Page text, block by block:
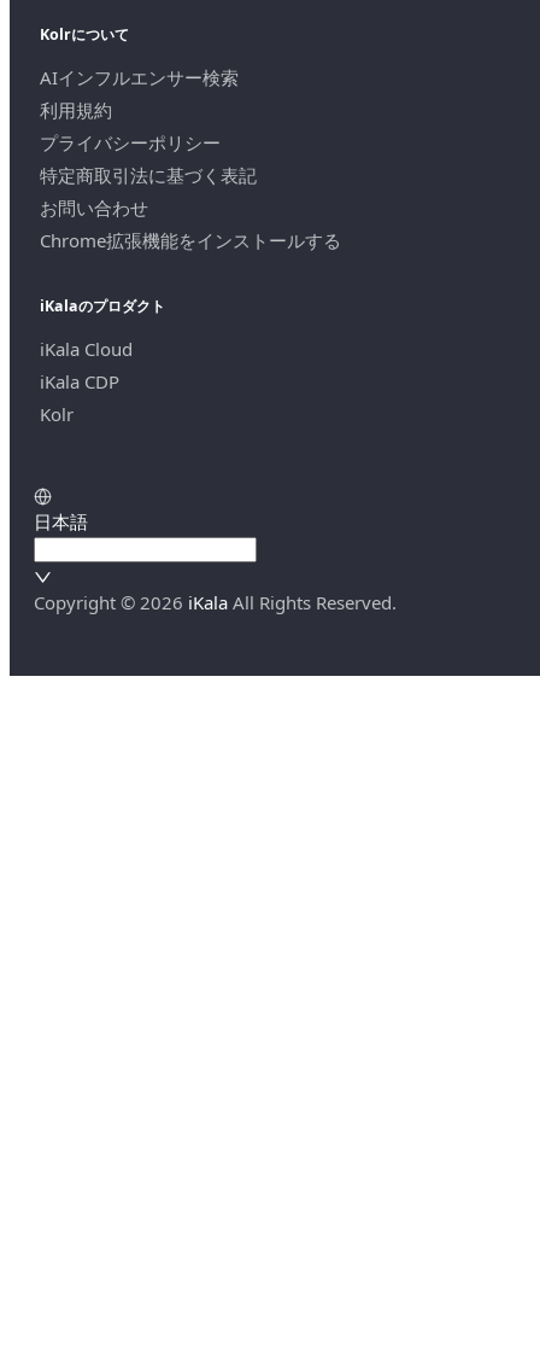
Kolrについて
AIインフルエンサー検索
利用規約
プライバシーポリシー
特定商取引法に基づく表記
お問い合わせ
Chrome拡張機能をインストールする
iKalaのプロダクト
iKala Cloud
iKala CDP
Kolr
日本語
Copyright © 2026 iKala All Rights Reserved.